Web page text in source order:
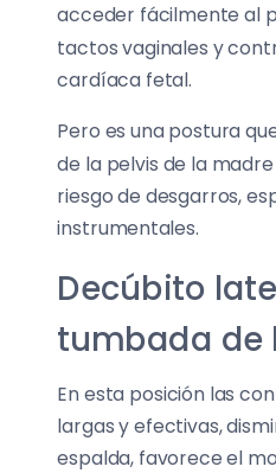
acceder fácilmente al
tactos vaginales y
cardíaca fetal.
Pero es una postura
de la pelvis de la
riesgo de desgarros,
instrumentales.
Decúbito
tumbada de
En esta posición las
largas y efectivas,
espalda, favorece el